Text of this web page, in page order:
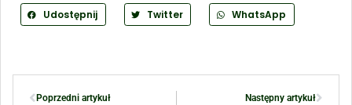
Udostępnij Twitter WhatsApp
Poprzedni artykuł Następny artykuł